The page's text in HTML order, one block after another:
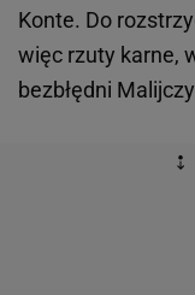
Konte. Do
więc rzuty karne,
bezbłędni